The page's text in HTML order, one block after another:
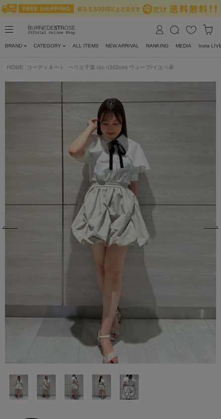
BRAND CATEGORY ALL ITEMS NEW ARRIVAL RANKING MEDIA Insta
HOME コーディネート ペリエ千葉 ゆい(162cm) ウェーブ/イエベ春